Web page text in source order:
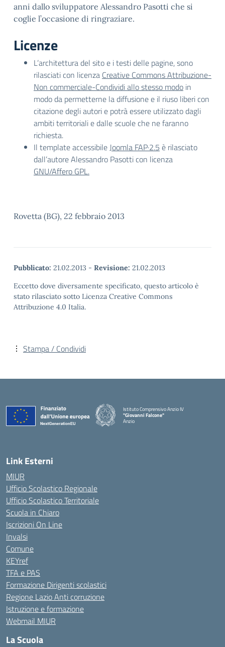
anni dallo sviluppatore Alessandro Pasotti che si
coglie l’occasione di ringraziare.
Licenze
L’architettura del sito e i testi delle pagine, sono
rilasciati con licenza Creative Commons Attribuzione-
Non commerciale-Condividi allo stesso modo in
modo da permetterne la diffusione e il riuso liberi con
citazione degli autori e potrà essere utilizzato dagli
ambiti territoriali e dalle scuole che ne faranno
richiesta.
Il template accessibileJoomla FAP·2.5 è rilasciato
dall’autore Alessandro Pasotti con licenza
GNU/Affero GPL.
Rovetta (BG), 22 febbraio 2013
Pubblicato: 21.02.2013 - Revisione: 21.02.2013
Eccetto dove diversamente specificato, questo articolo è
stato rilasciato sotto Licenza Creative Commons
Attribuzione 4.0 Italia.
Stampa / Condividi
Istituto Comprensivo Anzio IV
"Giovanni Falcone"
Anzio
Link Esterni
MIUR
Ufficio Scolastico Regionale
Ufficio Scolastico Territoriale
Scuola in Chiaro
Iscrizioni On Line
Invalsi
Comune
KEYref
TFA e PAS
Formazione Dirigenti scolastici
Regione Lazio Anti corruzione
Istruzione e formazione
Webmail MIUR
La Scuola